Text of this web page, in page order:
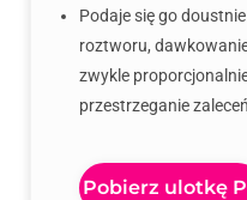
Podaje się go
roztworu,
zwykle
przestrzeganie
Pobierz ulotkę